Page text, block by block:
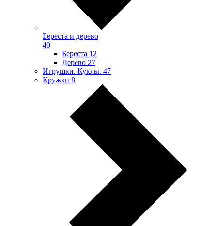
Береста и дерево
40
Береста 12
Дерево 27
Игрушки. Куклы. 47
Кружки 8